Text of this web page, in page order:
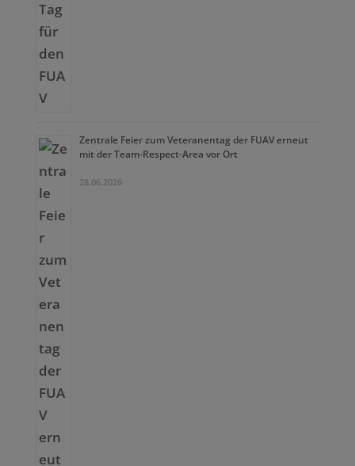
Zentrale Feier zum Veteranentag der FUAV erneut
mit der Team-Respect-Area vor Ort
28.06.2026